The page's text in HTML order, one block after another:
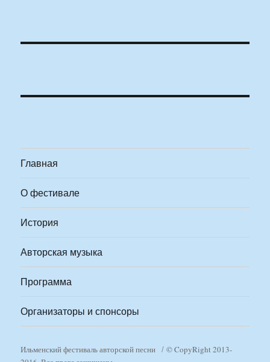
Главная
О фестивале
История
Авторская музыка
Программа
Организаторы и спонсоры
Ильменский фестиваль авторской песни
© CopyRight 2013-